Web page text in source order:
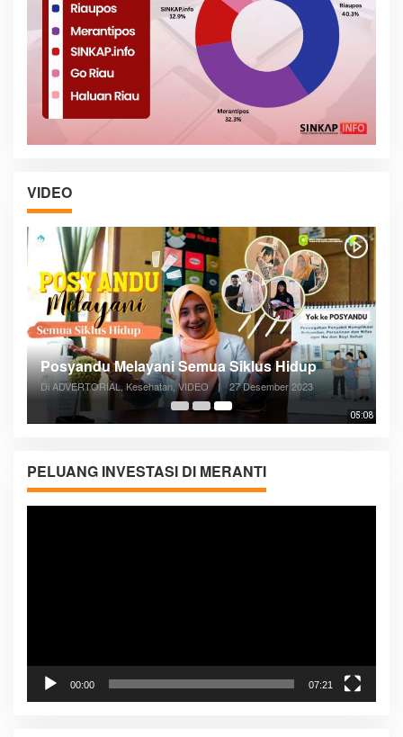
VIDEO
05:08
Posyandu Melayani Semua Siklus Hidup
Di ADVERTORIAL, Kesehatan, VIDEO | 27 Desember 2023
PELUANG INVESTASI DI MERANTI
Pemutar
00:00 07:21